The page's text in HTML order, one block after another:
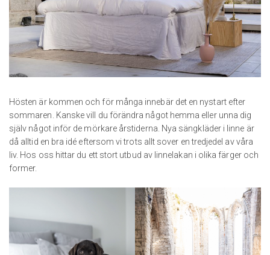
Hösten är kommen och för många innebär det en nystart efter
sommaren. Kanske vill du förändra något hemma eller unna dig
själv något inför de mörkare årstiderna. Nya sängkläder i linne är
då alltid en bra idé eftersom vi trots allt sover en tredjedel av våra
liv. Hos oss hittar du ett stort utbud av linnelakan i olika färger och
former.